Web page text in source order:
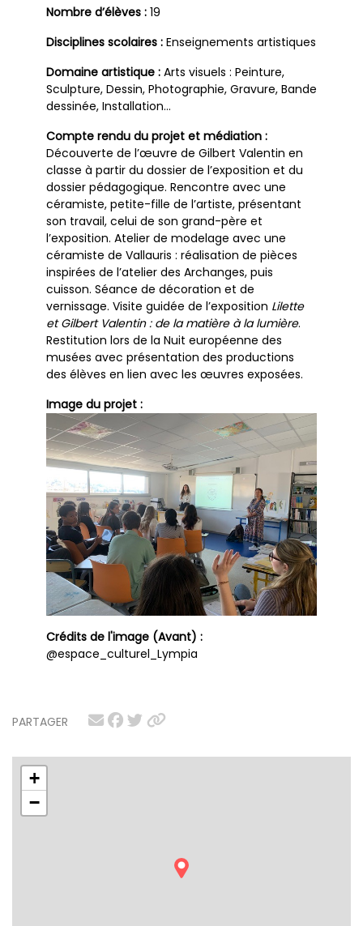
PARTAGER
+
−
Nombre d’élèves : 19
Disciplines scolaires : Enseignements artistiques
Domaine artistique : Arts visuels : Peinture,
Sculpture, Dessin, Photographie, Gravure, Bande
dessinée, Installation…
Compte rendu du projet et médiation :
Découverte de l’œuvre de Gilbert Valentin en
classe à partir du dossier de l’exposition et du
dossier pédagogique. Rencontre avec une
céramiste, petite-fille de l’artiste, présentant
son travail, celui de son grand-père et
l’exposition. Atelier de modelage avec une
céramiste de Vallauris : réalisation de pièces
inspirées de l’atelier des Archanges, puis
cuisson. Séance de décoration et de
vernissage. Visite guidée de l’exposition Lilette
et Gilbert Valentin : de la matière à la lumière.
Restitution lors de la Nuit européenne des
musées avec présentation des productions
des élèves en lien avec les œuvres exposées.
Image du projet :
Crédits de l'image (Avant) :
@espace_culturel_Lympia